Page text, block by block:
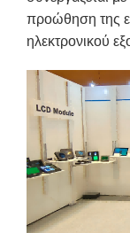
προώθηση της
ηλεκτρονικού